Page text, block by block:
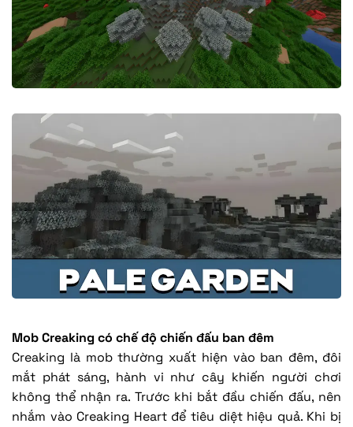
Mob Creaking có chế độ chiến đấu ban đêm
Creaking là mob thường xuất hiện vào ban đêm, đôi
mắt phát sáng, hành vi như cây khiến người chơi
không thể nhận ra. Trước khi bắt đầu chiến đấu, nên
nhắm vào Creaking Heart để tiêu diệt hiệu quả. Khi bị